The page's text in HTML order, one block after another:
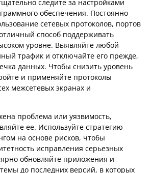
следите за настройками
обеспечения. Постоянно
сетевых протоколов, портов
способ поддерживать
уровне. Выявляйте любой
трафик и отключайте его прежде,
данных. Чтобы снизить уровень
и применяйте протоколы
межсетевых экранах и
проблема или уязвимость,
ее. Используйте стратегию
на основе рисков, чтобы
исправления серьезных
обновляйте приложения и
до последних версий, в которых